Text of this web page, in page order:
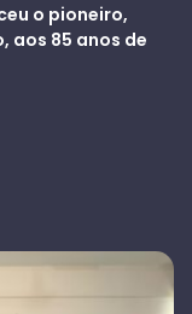
o pioneiro,
aos 85 anos de